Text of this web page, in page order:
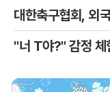
대한축구협회, 외
"너 T야?" 감정 체